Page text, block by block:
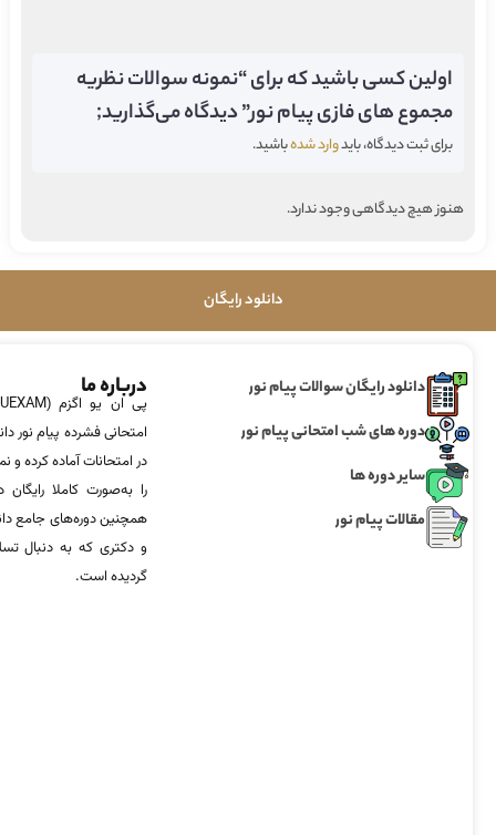
اولین کسی باشید که برای “نمونه سوالات نظریه
مجموع های فازی پیام نور” دیدگاه می‌گذارید;
برای ثبت دیدگاه، بایدوارد شدهباشید.
هنوز هیچ دیدگاهی وجود ندارد.
دانلود رایگان
دانلود رایگان سوالات پیام نور
دوره های شب امتحانی پیام نور
سایر دوره ها
مقالات پیام نور
درباره ما
امتحانی فشرده پیام نور
در امتحانات آماده‌ کرده
را به‌صورت کاملا
همچنین دوره‌های جامع
و دکتری که به دنبال
گردیده است.